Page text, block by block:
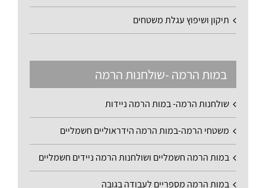
תיקון ושיפוץ עגלת משטחים
במות הרמה -שולחנות הרמה
שולחנות הרמה- במות הרמה ניידות
משטחי הרמה-במות הרמה הידראוליים חשמליים
במות הרמה חשמליים ושולחנות הרמה ניידים חשמליים
במות הרמה מספריים לעבודה בגובה